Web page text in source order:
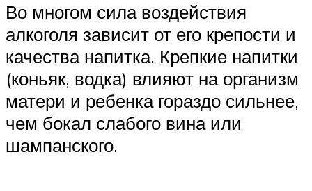
Во многом сила воздействия
алкоголя зависит от его крепости и
качества напитка. Крепкие напитки
(коньяк, водка) влияют на организм
матери и ребенка гораздо сильнее,
чем бокал слабого вина или
шампанского.